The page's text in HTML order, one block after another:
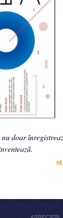
doar